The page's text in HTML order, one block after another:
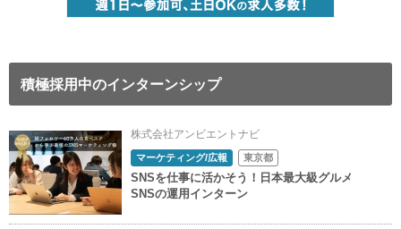
積極採用中のインターンシップ
株式会社アンビエントナビ
マーケティング/広報 東京都
SNSを仕事に活かそう！日本最大級グルメ
SNSの運用インターン